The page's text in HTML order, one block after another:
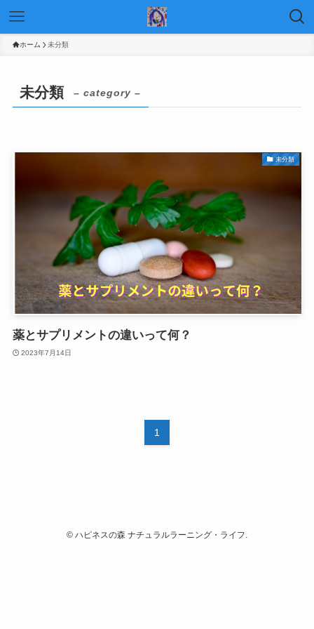
ホーム 未分類
未分類 – category –
未分類
薬とサプリメントの違いって何？
2023年7月14日
1
© ハピネスの森 ナチュラルラーニング・ライフ.